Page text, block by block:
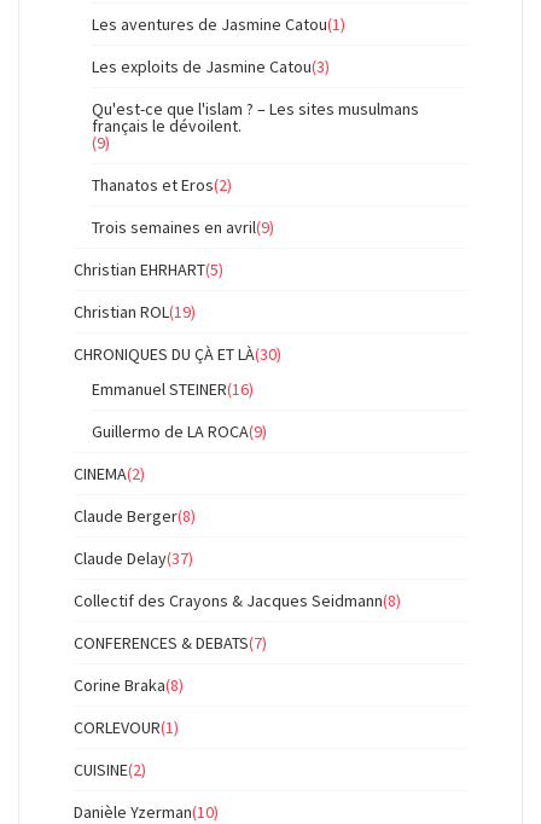
Les aventures de Jasmine Catou(1)
Les exploits de Jasmine Catou(3)
Qu'est-ce que l'islam ? – Les sites musulmans
français le dévoilent.
(9)
Thanatos et Eros(2)
Trois semaines en avril(9)
Christian EHRHART(5)
Christian ROL(19)
CHRONIQUES DU ÇÀ ET LÀ(30)
Emmanuel STEINER(16)
Guillermo de LA ROCA(9)
CINEMA(2)
Claude Berger(8)
Claude Delay(37)
Collectif des Crayons & Jacques Seidmann(8)
CONFERENCES & DEBATS(7)
Corine Braka(8)
CORLEVOUR(1)
CUISINE(2)
Danièle Yzerman(10)